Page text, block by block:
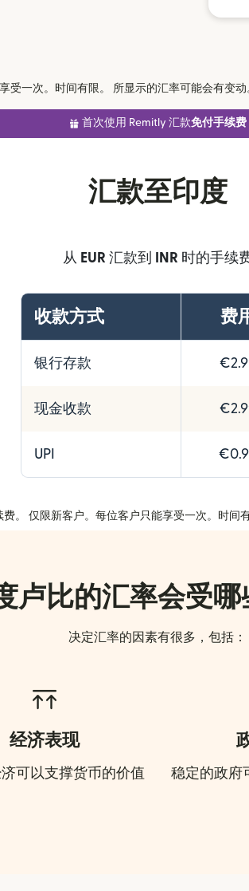
受一次。时间有限。 所显示的汇率可能会有变
首次使用 Remitly 汇款免付手续费
汇款至印度
从 EUR 汇款到 INR 时的手续
收款方式 费
银行存款
现金收款
UPI
。 仅限新客户。每位客户只能享受一次。时间
卢比的汇率会受哪
决定汇率的因素有很多，包括：
经济表现
可以支撑货币的价值 稳定的政府